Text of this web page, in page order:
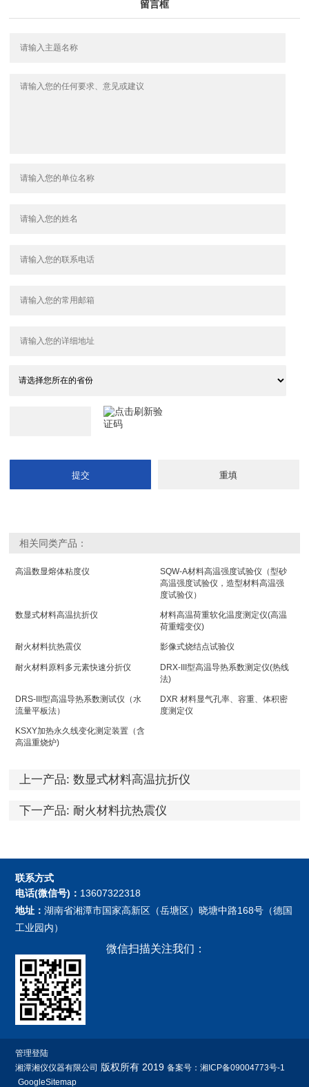
留言框
相关同类产品：
高温数显熔体粘度仪
SQW-A材料高温强度试验仪（型砂
高温强度试验仪，造型材料高温强
度试验仪）
数显式材料高温抗折仪
材料高温荷重软化温度测定仪(高温
荷重蠕变仪)
耐火材料抗热震仪 影像式烧结点试验仪
耐火材料原料多元素快速分折仪
DRX-III型高温导热系数测定仪(热线
法)
DRS-III型高温导热系数测试仪（水
流量平板法）
DXR 材料显气孔率、容重、体积密
度测定仪
KSXY加热永久线变化测定装置（含
高温重烧炉)
上一产品: 数显式材料高温抗折仪
下一产品: 耐火材料抗热震仪
联系方式
电话(微信号)： 13607322318
地址：湖南省湘潭市国家高新区（岳塘区）晓塘中路168号（德国
工业园内）
微信扫描关注我们：
管理登陆
湘潭湘仪仪器有限公司 版权所有 2019备案号：湘ICP备09004773号-1
GoogleSitemap